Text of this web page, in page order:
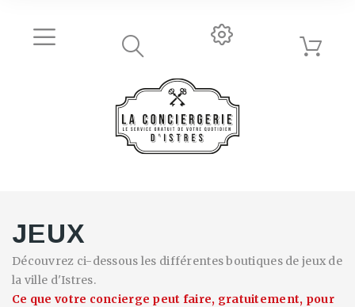
JEUX
Découvrez ci-dessous les différentes boutiques de jeux de
la ville d'Istres.
Ce que votre concierge peut faire, gratuitement, pour